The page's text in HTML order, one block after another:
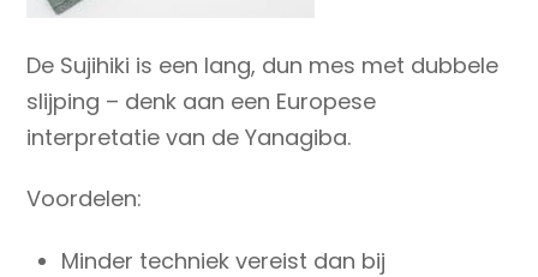
De Sujihiki is een lang, dun mes met dubbele
slijping – denk aan een Europese
interpretatie van de Yanagiba.
Voordelen:
Minder techniek vereist dan bij